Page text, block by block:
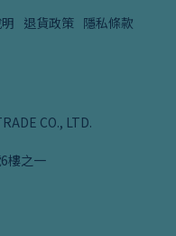
退貨政策 隱私條款
CO., LTD.
樓之一